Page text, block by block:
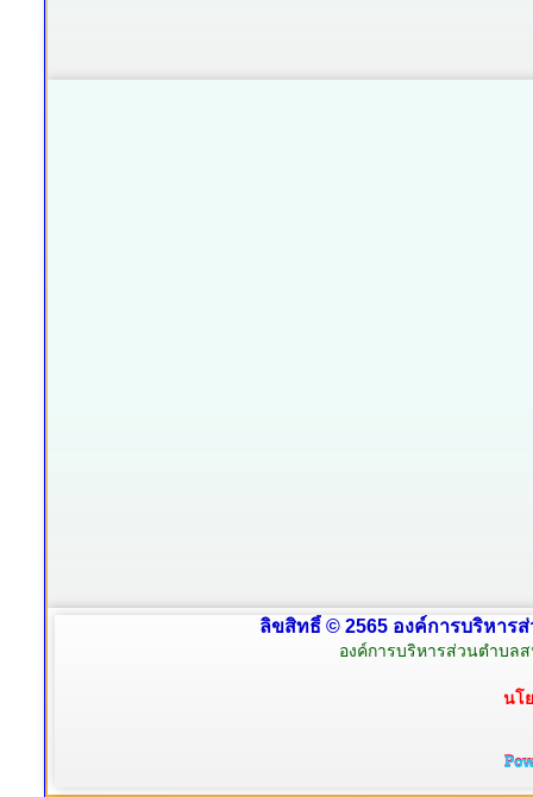
ลิขสิทธิ์ © 2565 องค์การบริหาร
องค์การบริหารส่วนตำบล
นโ